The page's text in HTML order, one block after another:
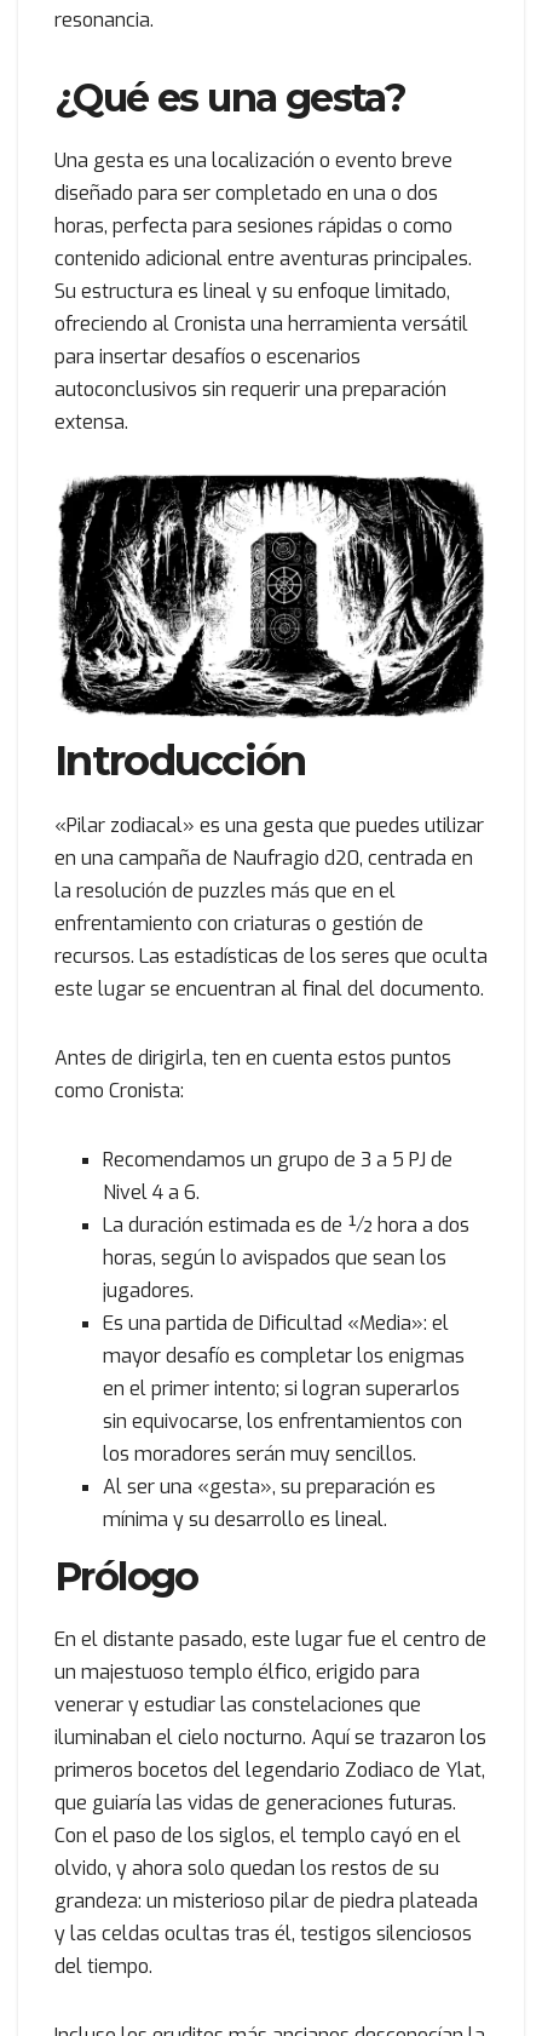
resonancia.
¿Qué es una gesta?
Una gesta es una localización o evento breve
diseñado para ser completado en una o dos
horas, perfecta para sesiones rápidas o como
contenido adicional entre aventuras principales.
Su estructura es lineal y su enfoque limitado,
ofreciendo al Cronista una herramienta versátil
para insertar desafíos o escenarios
autoconclusivos sin requerir una preparación
extensa.
Introducción
«Pilar zodiacal» es una gesta que puedes utilizar
en una campaña de Naufragio d20, centrada en
la resolución de puzzles más que en el
enfrentamiento con criaturas o gestión de
recursos. Las estadísticas de los seres que oculta
este lugar se encuentran al final del documento.
Antes de dirigirla, ten en cuenta estos puntos
como Cronista:
Recomendamos un grupo de 3 a 5 PJ de
Nivel 4 a 6.
La duración estimada es de ½ hora a dos
horas, según lo avispados que sean los
jugadores.
Es una partida de Dificultad «Media»: el
mayor desafío es completar los enigmas
en el primer intento; si logran superarlos
sin equivocarse, los enfrentamientos con
los moradores serán muy sencillos.
Al ser una «gesta», su preparación es
mínima y su desarrollo es lineal.
Prólogo
En el distante pasado, este lugar fue el centro de
un majestuoso templo élfico, erigido para
venerar y estudiar las constelaciones que
iluminaban el cielo nocturno. Aquí se trazaron los
primeros bocetos del legendario Zodiaco de Ylat,
que guiaría las vidas de generaciones futuras.
Con el paso de los siglos, el templo cayó en el
olvido, y ahora solo quedan los restos de su
grandeza: un misterioso pilar de piedra plateada
y las celdas ocultas tras él, testigos silenciosos
del tiempo.